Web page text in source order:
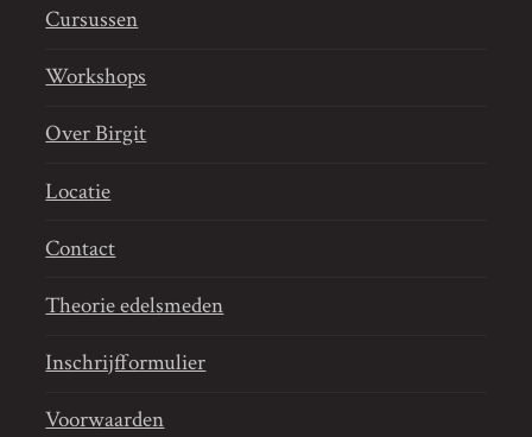
Cursussen
Workshops
Over Birgit
Locatie
Contact
Theorie edelsmeden
Inschrijfformulier
Voorwaarden